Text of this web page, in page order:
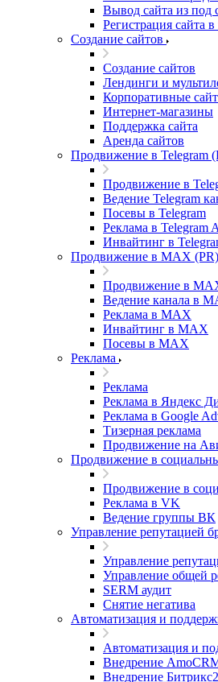
Вывод сайта из под
Регистрация сайта в
Создание сайтов
Создание сайтов
Лендинги и
Корпоративные
Интернет-магазины
Поддержка сайта
Аренда сайтов
Продвижение в Telegram
Продвижение в
Ведение Telegram
Посевы в Telegram
Реклама в Telegram
Инвайтинг в
Продвижение в MAX (PR)
Продвижение в
Ведение канала в
Реклама в MAX
Инвайтинг в MAX
Посевы в MAX
Реклама
Реклама
Реклама в Яндекс
Реклама в Google
Тизерная реклама
Продвижение на
Продвижение в
Продвижение в
Реклама в VK
Ведение группы ВК
Управление репутацией
Управление
Управление общей
SERM аудит
Снятие негатива
Автоматизация и
Автоматизация и
Внедрение
Внедрение